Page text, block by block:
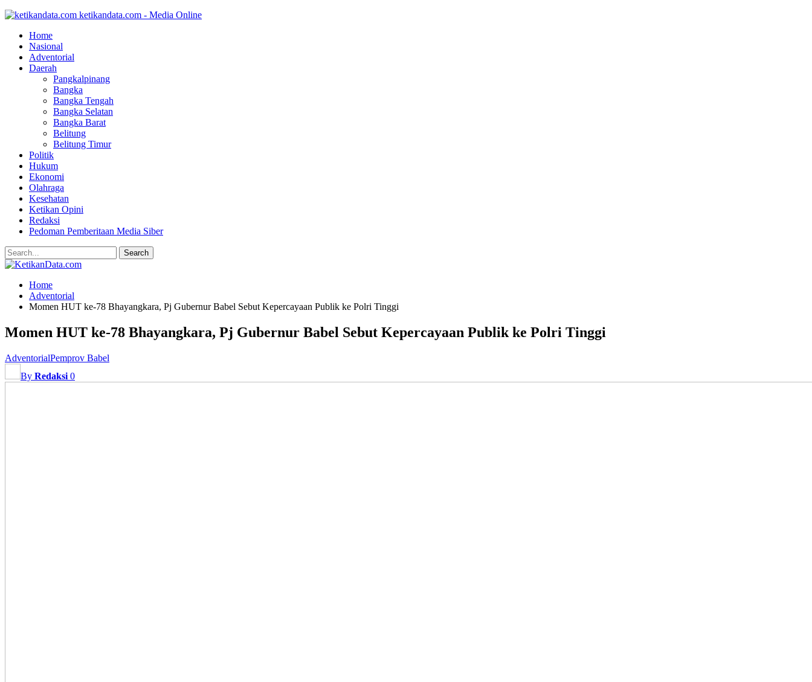
ketikandata.com - Media Online
Home
Nasional
Adventorial
Daerah
Pangkalpinang
Bangka
Bangka Tengah
Bangka Selatan
Bangka Barat
Belitung
Belitung Timur
Politik
Hukum
Ekonomi
Olahraga
Kesehatan
Ketikan Opini
Redaksi
Pedoman Pemberitaan Media Siber
Home
Adventorial
Momen HUT ke-78 Bhayangkara, Pj Gubernur Babel Sebut Kepercayaan Publik ke Polri Tinggi
Momen HUT ke-78 Bhayangkara, Pj Gubernur Babel Sebut Kepercayaan Publik ke Polri Tinggi
AdventorialPemprov Babel
By Redaksi 0